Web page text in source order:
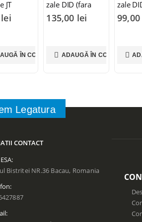
JT
lei
ÎN COȘ
zale DID (fara
oring)
135,00 lei
ADAUGĂ ÎN COȘ
zale
ORING
99,00
Legatura
CONTACT
Bistritei NR.36 Bacau, Romania